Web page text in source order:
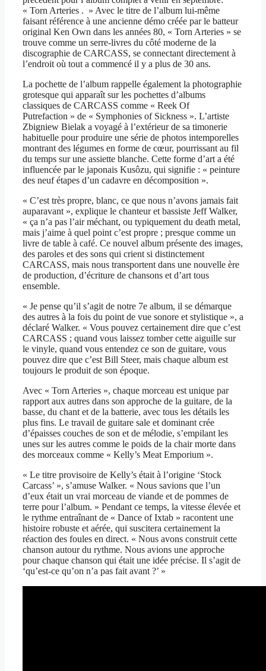
« Torn Arteries . » Avec le titre de l’album lui-même
faisant référence à une ancienne démo créée par le batteur
original Ken Own dans les années 80, « Torn Arteries » se
trouve comme un serre-livres du côté moderne de la
discographie de CARCASS, se connectant directement à
l’endroit où tout a commencé il y a plus de 30 ans.
La pochette de l’album rappelle également la photographie
grotesque qui apparaît sur les pochettes d’albums
classiques de CARCASS comme « Reek Of
Putrefaction » de « Symphonies of Sickness ». L’artiste
Zbigniew Bielak a voyagé à l’extérieur de sa timonerie
habituelle pour produire une série de photos intemporelles
montrant des légumes en forme de cœur, pourrissant au fil
du temps sur une assiette blanche. Cette forme d’art a été
influencée par le japonais Kusôzu, qui signifie : « peinture
des neuf étapes d’un cadavre en décomposition ».
« C’est très propre, blanc, ce que nous n’avons jamais fait
auparavant », explique le chanteur et bassiste Jeff Walker,
« ça n’a pas l’air méchant, ou typiquement du death metal,
mais j’aime à quel point c’est propre ; presque comme un
livre de table à café. Ce nouvel album présente des images,
des paroles et des sons qui crient si distinctement
CARCASS, mais nous transportent dans une nouvelle ère
de production, d’écriture de chansons et d’art tous
ensemble.
« Je pense qu’il s’agit de notre 7e album, il se démarque
des autres à la fois du point de vue sonore et stylistique », a
déclaré Walker. « Vous pouvez certainement dire que c’est
CARCASS ; quand vous laissez tomber cette aiguille sur
le vinyle, quand vous entendez ce son de guitare, vous
pouvez dire que c’est Bill Steer, mais chaque album est
toujours le produit de son époque.
Avec « Torn Arteries », chaque morceau est unique par
rapport aux autres dans son approche de la guitare, de la
basse, du chant et de la batterie, avec tous les détails les
plus fins. Le travail de guitare sale et dominant crée
d’épaisses couches de son et de mélodie, s’empilant les
unes sur les autres comme le poids de la chair morte dans
des morceaux comme « Kelly’s Meat Emporium ».
« Le titre provisoire de Kelly’s était à l’origine ‘Stock
Carcass’ », s’amuse Walker. « Nous savions que l’un
d’eux était un vrai morceau de viande et de pommes de
terre pour l’album. » Pendant ce temps, la vitesse élevée et
le rythme entraînant de « Dance of Ixtab » racontent une
histoire robuste et aérée, qui suscitera certainement la
réaction des foules en direct. « Nous avons construit cette
chanson autour du rythme. Nous avions une approche
pour chaque chanson qui était une idée précise. Il s’agit de
‘qu’est-ce qu’on n’a pas fait avant ?’ »